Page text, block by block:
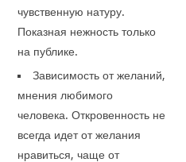
чувственную натуру.
Показная нежность только
на публике.
Зависимость от желаний,
мнения любимого
человека. Откровенность не
всегда идет от желания
нравиться, чаще от